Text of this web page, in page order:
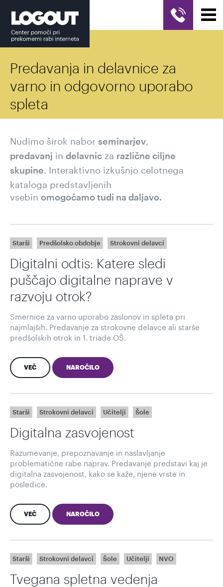
Predavanja in delavnice za
varno in odgovorno uporabo
spleta
Nudimo širok nabor seminarjev
predavanj in delavnic za različne ciljne
skupine
. Interaktivno izkušnjo celotnega
kataloga predstavljenih
vsebin omogočamo tudi na daljavo.
Starši Predšolsko obdobje Strokovni delavci
Digitalni odtis: Katere sledi
puščajo digitalne naprave v
razvoju otrok?
Smernice za varno uporabo zaslonov in spleta pri
najmlajših. Predavanje za strokovne delavce ali starše
predšolskih otrok in 1. triade OŠ.
VEČ NAROČILO
Starši Strokovni delavci Učitelji Šole
Digitalna zasvojenost
Razumevanje, prepoznavanje in naslavljanje
problematične rabe naprav. Predavanje predstavi kaj je
digitalna zasvojenost, kako se kaže, njene vrste in
posledice.
VEČ NAROČILO
Starši Strokovni delavci Šole Učitelji NVO
Tvegana spletna vedenja